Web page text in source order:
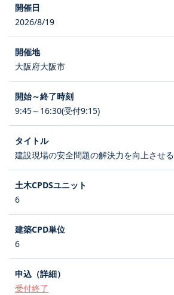
2026/8/19
大阪府大阪市
9:45～16:30(受付9:15)
建設現場の安全問題の解決力を向上させる
6
6
受付終了